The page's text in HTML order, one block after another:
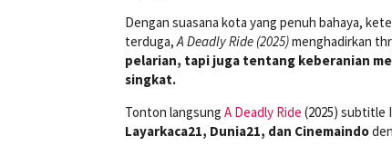
Dengan suasana kota yang penuh bahaya,
terduga,A Deadly Ride (2025)menghadirkan
pelarian, tapi juga tentang keberanian
singkat.
Tonton langsung A Deadly Ride (2025) subtitle
Layarkaca21, Dunia21, dan Cinemaindo